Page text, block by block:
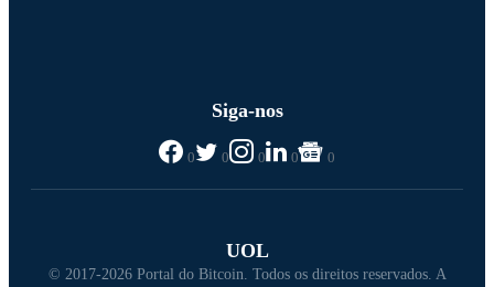
Siga-nos
0 0 0 0 0
UOL
© 2017-2026 Portal do Bitcoin. Todos os direitos reservados. A